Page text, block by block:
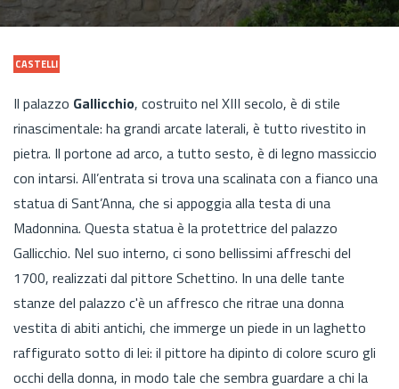
CASTELLI
Il palazzo Gallicchio, costruito nel XIII secolo, è di stile
rinascimentale: ha grandi arcate laterali, è tutto rivestito in
pietra. Il portone ad arco, a tutto sesto, è di legno massiccio
con intarsi. All’entrata si trova una scalinata con a fianco una
statua di Sant’Anna, che si appoggia alla testa di una
Madonnina. Questa statua è la protettrice del palazzo
Gallicchio. Nel suo interno, ci sono bellissimi affreschi del
1700, realizzati dal pittore Schettino. In una delle tante
stanze del palazzo c'è un affresco che ritrae una donna
vestita di abiti antichi, che immerge un piede in un laghetto
raffigurato sotto di lei: il pittore ha dipinto di colore scuro gli
occhi della donna, in modo tale che sembra guardare a chi la